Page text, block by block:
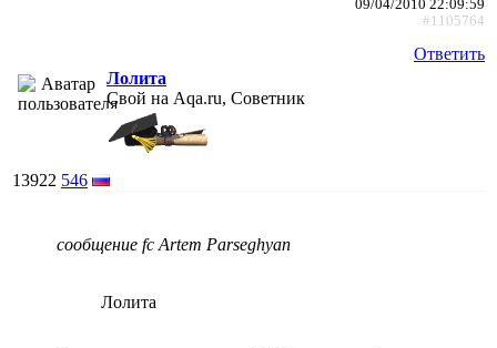
09/04/2010 22:09:59
#1105764
Ответить
Лолита
Свой на Aqa.ru, Советник
13922 546
сообщение fc Artem Parseghyan
Лолита